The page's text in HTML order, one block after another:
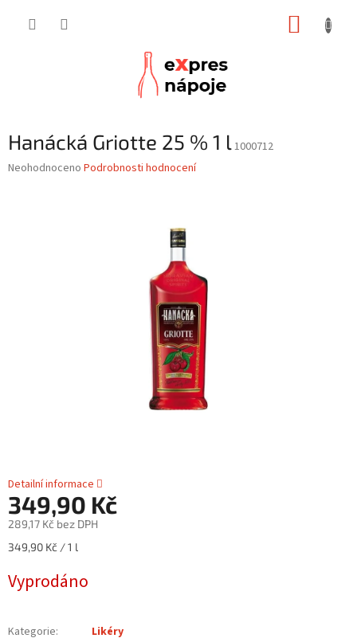
Hanácká Griotte 25 % 1 l1000712
Průměrné
Neohodnoceno Podrobnosti hodnocení
Detailní informace
349,90 Kč
289,17 Kč bez DPH
Měrná
349,90 Kč / 1 l
Vyprodáno
Kategorie:
Likéry